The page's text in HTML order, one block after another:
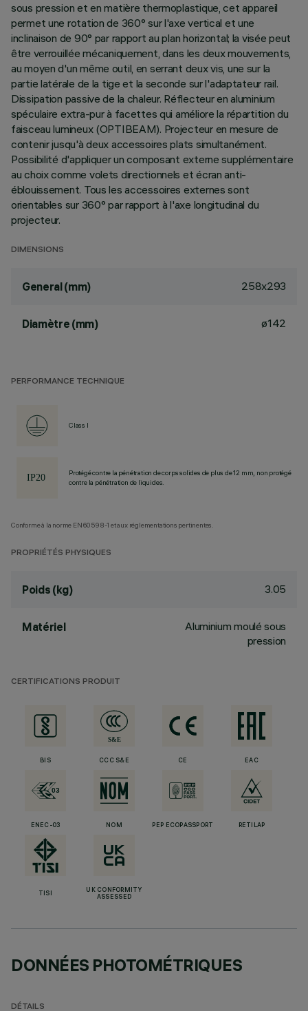
sous pression et en matière thermoplastique, cet appareil
permet une rotation de 360° sur l'axe vertical et une
inclinaison de 90° par rapport au plan horizontal; la visée peut
être verrouillée mécaniquement, dans les deux mouvements,
au moyen d'un même outil, en serrant deux vis, une sur la
partie latérale de la tige et la seconde sur l'adaptateur rail.
Dissipation passive de la chaleur. Réflecteur en aluminium
spéculaire extra-pur à facettes qui améliore la répartition du
faisceau lumineux (OPTIBEAM). Projecteur en mesure de
contenir jusqu'à deux accessoires plats simultanément.
Possibilité d'appliquer un composant externe supplémentaire
au choix comme volets directionnels et écran anti-
éblouissement. Tous les accessoires externes sont
orientables sur 360° par rapport à l'axe longitudinal du
projecteur.
DIMENSIONS
General (mm) 258x293
Diamètre (mm) ø142
PERFORMANCE TECHNIQUE
Class I
Protégé contre la pénétration de corps solides de plus de 12 mm, non protégé
contre la pénétration de liquides.
Conforme à la norme EN60598-1 et aux réglementations pertinentes.
PROPRIÉTÉS PHYSIQUES
Poids (kg) 3.05
Matériel
Aluminium moulé sous
pression
CERTIFICATIONS PRODUIT
BIS CCC S&E CE EAC
ENEC-03 NOM PEP ECOPASSPORT RETILAP
TISI
UK CONFORMITY
ASSESSED
DONNÉES PHOTOMÉTRIQUES
DÉTAILS